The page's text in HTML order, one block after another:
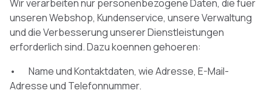
Wir verarbeiten nur personenbezogene Daten, die fuer
unseren Webshop, Kundenservice, unsere Verwaltung
und die Verbesserung unserer Dienstleistungen
erforderlich sind. Dazu koennen gehoeren:
• Name und Kontaktdaten, wie Adresse, E-Mail-
Adresse und Telefonnummer.